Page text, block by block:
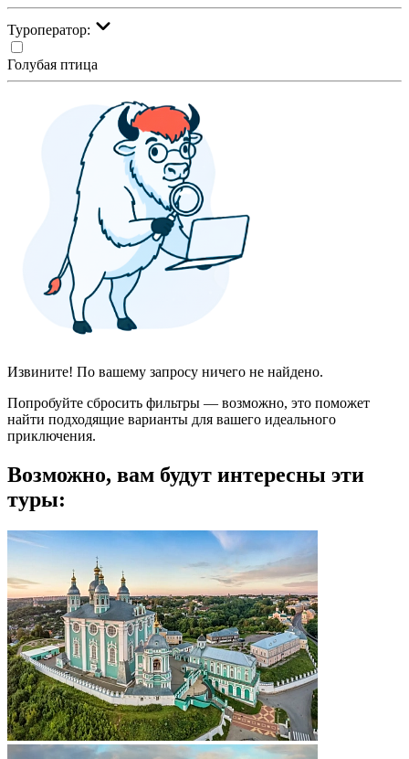
Туроператор:
Голубая птица
Извините! По вашему запросу ничего не найдено.
Попробуйте сбросить фильтры — возможно, это поможет
найти подходящие варианты для вашего идеального
приключения.
Возможно, вам будут интересны эти
туры: